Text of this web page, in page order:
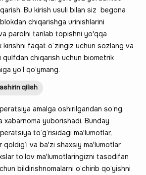
Bu kirish usuli bilan siz begona
chiqarishga urinishlarini
parolni tanlab topishni yo'qqa
kirishni faqat o‘zingiz uchun sozlang va
chiqarish uchun biometrik
yo‘l qo‘ymang.
qilish
amalga oshirilgandan so‘ng,
xabarnoma yuborishadi. Bunday
to‘g‘risidagi ma'lumotlar,
qoldig‘i va ba'zi shaxsiy ma'lumotlar
to‘lov ma'lumotlaringizni tasodifan
bildirishnomalarni o‘chirib qo‘yishni